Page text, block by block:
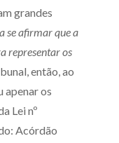
grandes
se afirmar que a
representar os
então, ao
apenar os
Lei nº
Acórdão